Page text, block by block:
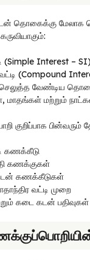
தொகைக்கு
(Simple Interest – SI)
(Compound
வேண்டிய
மற்றும்
குறிப்பாக
கணக்கீடு
கணக்குகள்
கணக்கீடுகள்
வட்டி முறை
கடை கடன் பதிவுகள்